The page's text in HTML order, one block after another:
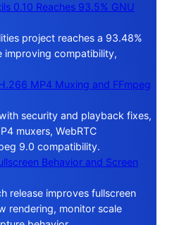
0.10 Reaches 93.5% GNU
project reaches a 93.48%
improving compatibility,
MP4 Muxing and FFmpeg
security and playback fixes,
muxers, WebRTC
9.0 compatibility.
Behavior and Screen
release improves fullscreen
rendering, monitor scale